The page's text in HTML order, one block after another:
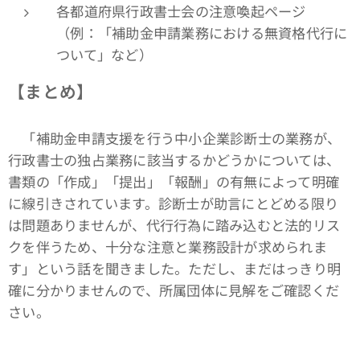
各都道府県行政書士会の注意喚起ページ
（例：「補助金申請業務における無資格代行に
ついて」など）
【まとめ】
「補助金申請支援を行う中小企業診断士の業務が、
行政書士の独占業務に該当するかどうかについては、
書類の「作成」「提出」「報酬」の有無によって明確
に線引きされています。診断士が助言にとどめる限り
は問題ありませんが、代行行為に踏み込むと法的リス
クを伴うため、十分な注意と業務設計が求められま
す」という話を聞きました。ただし、まだはっきり明
確に分かりませんので、所属団体に見解をご確認くだ
さい。